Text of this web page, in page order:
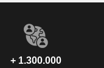
+ 1.300.000